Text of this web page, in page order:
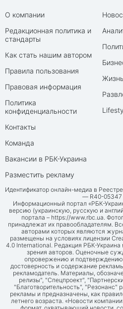
О компании
Редакционная политика и
стандарты
Как стать нашим автором
Правила пользования
Правовая информация
Политика
конфиденциальности
Контакты
Команда
Вакансии в РБК-Украина
Разместить рекламу
Жизнь
Идентификатор онлайн-медиа в
— R40-05347
Информационный портал «РБК-
версию (украинскую, русскую и
портала – https://www.rbc.ua.
принадлежат их правообладателям.
авторами которых являются
размещены на условиях лицензии
4.0 International. Редакция РБК-Украина
зрения авторов. Оценочные
опровержению и подтверждению
достоверность и содержание
рекламодатель. Материалы,
релизы", "Спецпроект",
"Благотворительность", "Резонанс"
рекламы и предназначены, как
летнего возраста. «Новости